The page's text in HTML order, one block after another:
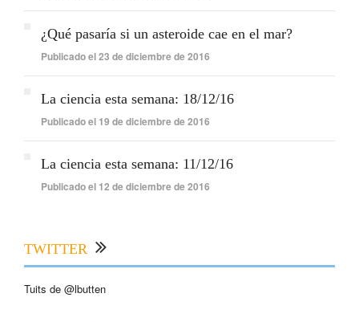
¿Qué pasaría si un asteroide cae en el mar?
Publicado el 23 de diciembre de 2016
La ciencia esta semana: 18/12/16
Publicado el 19 de diciembre de 2016
La ciencia esta semana: 11/12/16
Publicado el 12 de diciembre de 2016
TWITTER
Tuits de @lbutten